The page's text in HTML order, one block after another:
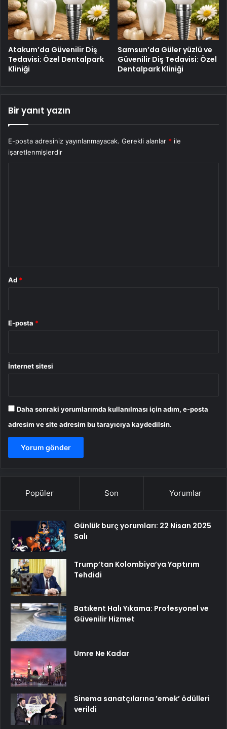
Atakum’da Güvenilir Diş
Tedavisi: Özel Dentalpark
Kliniği
Samsun’da Güler yüzlü ve
Güvenilir Diş Tedavisi: Özel
Dentalpark Kliniği
Bir yanıt yazın
E-posta adresiniz yayınlanmayacak. Gerekli alanlar * ile
işaretlenmişlerdir
Ad *
E-posta *
İnternet sitesi
Daha sonraki yorumlarımda kullanılması için adım, e-posta
adresim ve site adresim bu tarayıcıya kaydedilsin.
Popüler Son Yorumlar
Günlük burç yorumları: 22 Nisan 2025
Salı
Trump’tan Kolombiya’ya Yaptırım
Tehdidi
Batıkent Halı Yıkama: Profesyonel ve
Güvenilir Hizmet
Umre Ne Kadar
Sinema sanatçılarına ’emek’ ödülleri
verildi